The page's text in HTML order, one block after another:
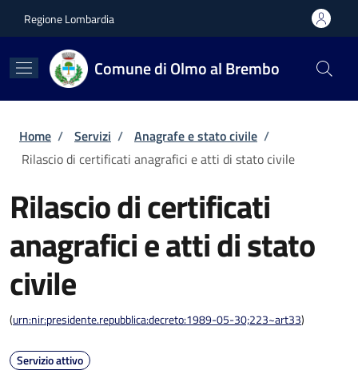
Regione Lombardia
Comune di Olmo al Brembo
Briciole di pane
Home / Servizi / Anagrafe e stato civile /
Rilascio di certificati anagrafici e atti di stato civile
Rilascio di certificati
anagrafici e atti di stato
civile
(urn:nir:presidente.repubblica:decreto:1989-05-30;223~art33)
Servizio attivo